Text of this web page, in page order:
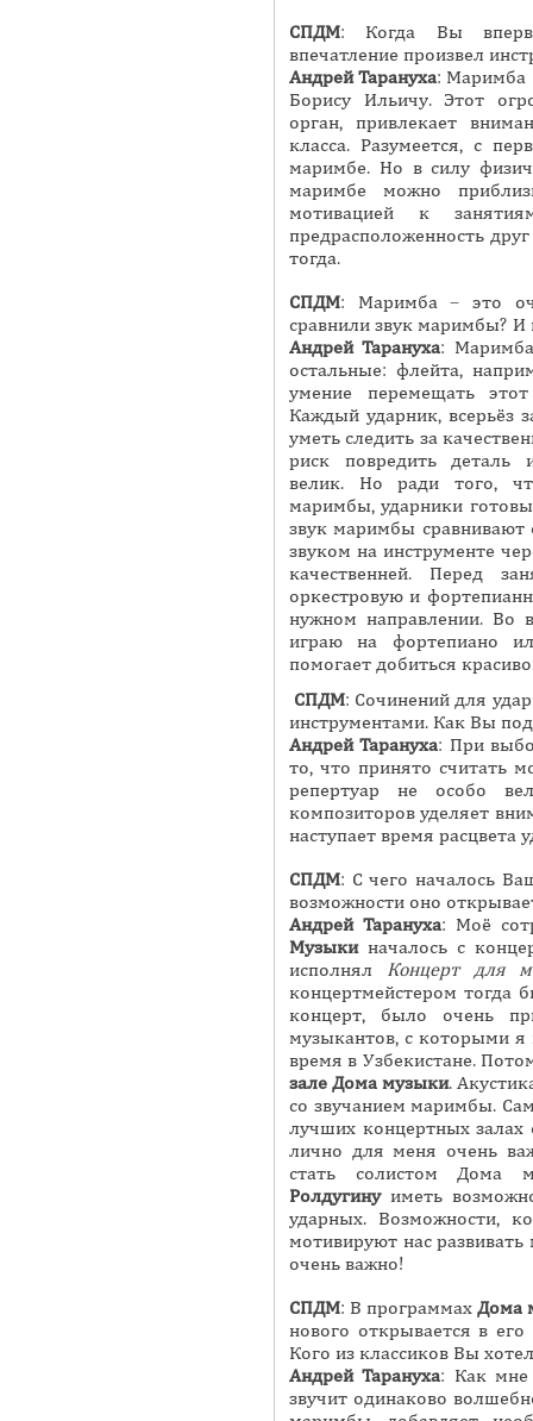
СПДМ: Когда Вы
впечатление произвел
АндрейТарануха: Маримба
Борису Ильичу. Этот
орган, привлекает
класса. Разумеется, с
маримбе. Но в силу
маримбе можно
мотивацией к
предрасположенность
тогда.
СПДМ: Маримба – это
сравнили звук маримбы? И
Андрей Тарануха:
остальные: флейта,
умение перемещать
Каждый ударник, всерьёз
уметь следить за
риск повредить деталь
велик. Но ради того,
маримбы, ударники
звук маримбы сравнивают
звуком на инструменте
качественней. Перед
оркестровую и
нужном направлении. Во
играю на фортепиано
помогает добиться
СПДМ: Сочинений для
инструментами. Как Вы
Андрей Тарануха: При
то, что принято считать
репертуар не особо
композиторов уделяет
наступает время расцвета
СПДМ: С чего началось
возможности оно
Андрей Тарануха: Моё
Музыкиначалось с
исполнял Концерт для
концертмейстером тогда
концерт, было очень
музыкантов, с которыми я
время в Узбекистане.
зале Дома музыки.
со звучанием маримбы.
лучших концертных залах
лично для меня очень
стать солистом Дома
Ролдугинуиметь
ударных. Возможности,
мотивируют нас
очень важно!
СПДМ: В программах Дома
нового открывается в
Кого из классиков Вы
Андрей Тарануха: Как
звучит одинаково